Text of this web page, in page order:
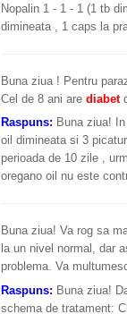
Nopalin 1 - 1 - 1 (1 tb
dimineata , 1 caps la
Buna ziua ! Pentru
Cel de 8 ani are diabet
Raspuns: Buna ziua!
oil dimineata si 3
perioada de 10 zile ,
oregano oil nu este
Buna ziua! Va rog sa
la un nivel normal, dar
problema. Va
Raspuns: Buna ziua!
schema de tratament: